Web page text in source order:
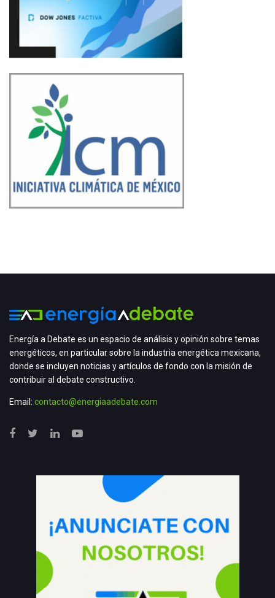
Energía a Debate es un espacio de análisis y opinión sobre temas
energéticos, en particular sobre la industria energética mexicana,
donde se incluyen noticias y artículos de fondo con la misión de
contribuir al debate constructivo.
Email: contacto@energiaadebate.com